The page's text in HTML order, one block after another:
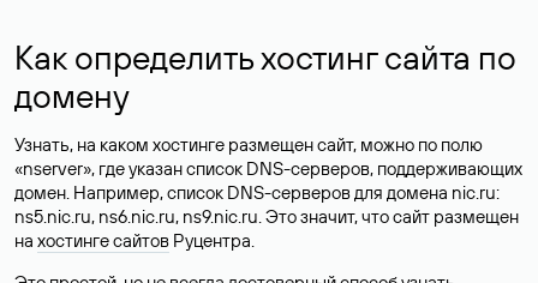
Как определить хостинг сайта по
домену
Узнать, на каком хостинге размещен сайт, можно по полю
«nserver», где указан список DNS-серверов, поддерживающих
домен. Например, список DNS-серверов для домена nic.ru:
ns5.nic.ru, ns6.nic.ru, ns9.nic.ru. Это значит, что сайт размещен
на хостинге сайтов Руцентра.